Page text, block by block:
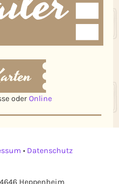
oder Online
Heppenheim
• Datenschutz